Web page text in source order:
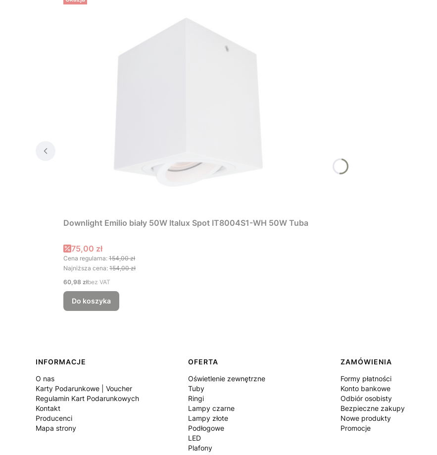
Downlight Emilio biały 50W Italux Spot IT8004S1-WH 50W Tuba
Cena promocyjna
75,00 zł
Cena regularna: 154,00 zł
Najniższa cena: 154,00 zł
Cena
60,98 złbez VAT
Do koszyka
Linki w stopce
INFORMACJE
O nas
Karty Podarunkowe | Voucher
Regulamin Kart Podarunkowych
Kontakt
Producenci
Mapa strony
OFERTA
Oświetlenie zewnętrzne
Tuby
Ringi
Lampy czarne
Lampy złote
Podłogowe
LED
Plafony
ZAMÓWIENIA
Formy płatności
Konto bankowe
Odbiór osobisty
Bezpieczne zakupy
Nowe produkty
Promocje